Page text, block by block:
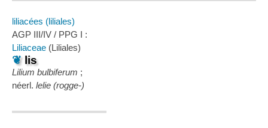
liliacées (liliales)
AGP III/IV / PPG I :
Liliaceae (Liliales)
❦lis
Lilium bulbiferum ;
néerl. lelie (rogge-)